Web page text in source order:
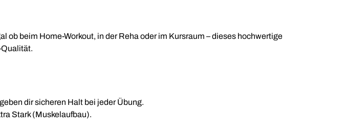
beim Home-Workout, in der Reha oder im Kursraum – dieses hochwertige
dir sicheren Halt bei jeder Übung.
Stark (Muskelaufbau).